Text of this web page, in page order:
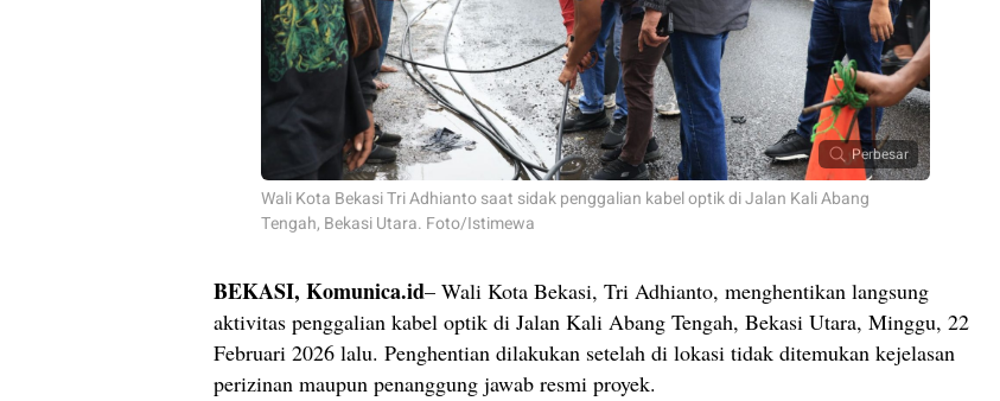
Perbesar
Wali Kota Bekasi Tri Adhianto saat sidak penggalian kabel optik di Jalan Kali Abang
Tengah, Bekasi Utara. Foto/Istimewa
BEKASI, Komunica.id– Wali Kota Bekasi, Tri Adhianto, menghentikan langsung
aktivitas penggalian kabel optik di Jalan Kali Abang Tengah, Bekasi Utara, Minggu, 22
Februari 2026 lalu. Penghentian dilakukan setelah di lokasi tidak ditemukan kejelasan
perizinan maupun penanggung jawab resmi proyek.